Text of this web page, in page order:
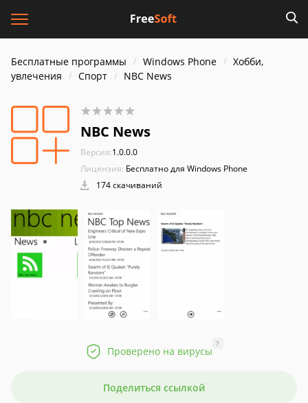
Бесплатные программы Windows Phone
Хобби,
увлечения
Спорт NBC News
NBC News
Версия:1.0.0.0
Лицензия: Бесплатно для Windows Phone
174 скачиваний
Проверено на вирусы
?
Поделиться ссылкой